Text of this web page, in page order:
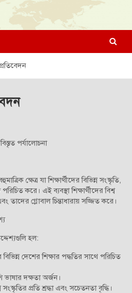
পর্যালোচনা
ক্ষেত্র যা শিক্ষার্থীদের বিভিন্ন সংস্কৃতি,
করে। এই ব্যবস্থা শিক্ষার্থীদের বিশ্ব
তাদের গ্লোবাল চিন্তাধারায় সজ্জিত করে।
হল:
বিভিন্ন দেশের শিক্ষার পদ্ধতির সাথে পরিচিত
ভাষার দক্ষতা অর্জন।
প্রতি শ্রদ্ধা এবং সচেতনতা বৃদ্ধি।